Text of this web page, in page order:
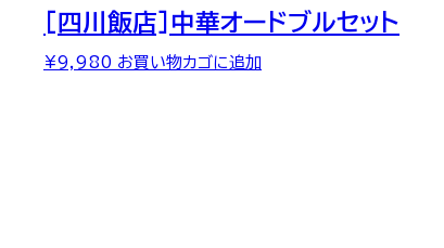
[四川飯店]中華オードブルセット
¥9,980 お買い物カゴに追加